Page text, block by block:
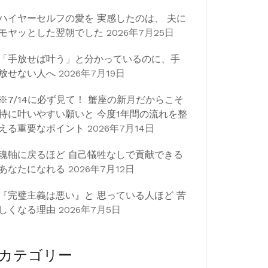
イヤーセルフの愛を 実感したのは、 夫に
ヤッとした翌朝でした 2026年7月25日
手放せば叶う」と分かっているのに、手
せない人へ 2026年7月19日
14に必ず見て！ 蟹座の新月だからこそ
に叶いやすい願いと 今度1年間の流れを整
る重要なポイント 2026年7月14日
軸に戻るほど 自己犠牲なしで貢献できる
なたになれる 2026年7月12日
完璧主義は悪い』と 思っている人ほど 苦
くなる理由 2026年7月5日
テゴリー